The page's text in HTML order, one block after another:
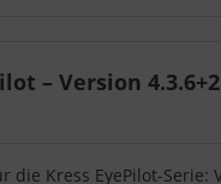
– Version 4.3.6+2
die Kress EyePilot-